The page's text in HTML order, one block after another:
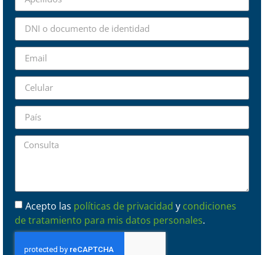
Acepto las políticas de privacidad y condiciones
de tratamiento para mis datos personales.